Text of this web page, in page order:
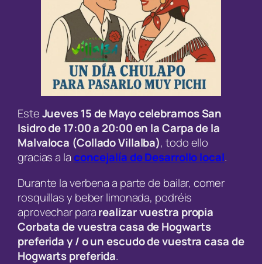
EsteJueves 15 de Mayo celebramos San
Isidro de 17:00 a 20:00 en la Carpa de la
Malvaloca (Collado Villalba), todo ello
gracias a laconcejalía de Desarrollo local.
Durante la verbena a parte de bailar, comer
rosquillas y beber limonada, podréis
aprovechar pararealizar vuestra propia
Corbata de vuestra casa de Hogwarts
preferida y / o un escudo de vuestra casa de
Hogwarts preferida.